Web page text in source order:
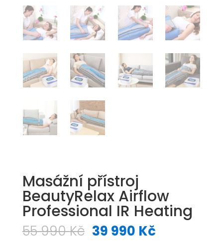
Masážní přístroj
BeautyRelax Airflow
Professional IR Heating
55 990Kč Původní
39 990 KčAktuální